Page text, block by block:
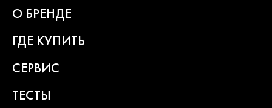
О БРЕНДЕ
ГДЕ КУПИТЬ
СЕРВИС
ТЕСТЫ